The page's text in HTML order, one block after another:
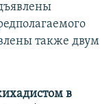
также двум
в